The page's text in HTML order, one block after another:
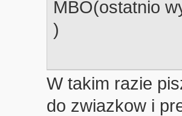
MBO(ostatnio
)
W takim razie
do zwiazkow i